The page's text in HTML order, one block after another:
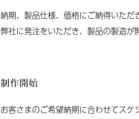
納期、製品仕様、価格にご納得いただ
弊社に発注をいただき、製品の製造が
制作開始
お客さまのご希望納期に合わせてスケ